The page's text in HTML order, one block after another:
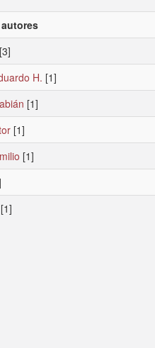
[3]
H. [1]
[1]
[1]
[1]
[1]